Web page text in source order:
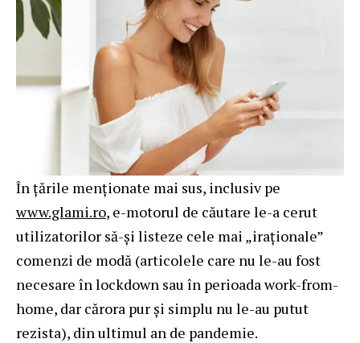
În țările menționate mai sus, inclusiv pe
www.glami.ro, e-motorul de căutare le-a cerut
utilizatorilor să-și listeze cele mai „iraționale”
comenzi de modă (articolele care nu le-au fost
necesare în lockdown sau în perioada work-from-
home, dar cărora pur și simplu nu le-au putut
rezista), din ultimul an de pandemie.